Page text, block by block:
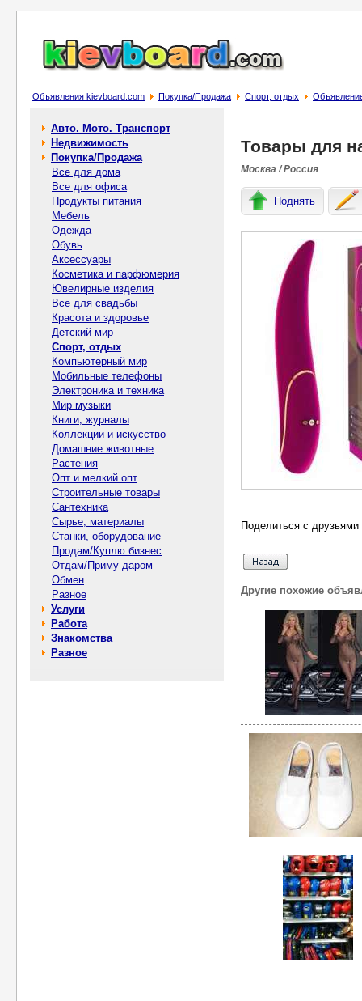
Объявления kievboard.com Покупка/Продажа Спорт, отдых
Авто. Мото. Транспорт
Недвижимость
Покупка/Продажа
Все для дома
Все для офиса
Продукты питания
Мебель
Одежда
Обувь
Аксессуары
Косметика и парфюмерия
Ювелирные изделия
Все для свадьбы
Красота и здоровье
Детский мир
Спорт, отдых
Компьютерный мир
Мобильные телефоны
Электроника и техника
Мир музыки
Книги, журналы
Коллекции и искусство
Домашние животные
Растения
Опт и мелкий опт
Строительные товары
Сантехника
Сырье, материалы
Станки, оборудование
Продам/Куплю бизнес
Отдам/Приму даром
Обмен
Разное
Услуги
Работа
Знакомства
Разное
Товары для
Москва / Россия
Поднять
Поделиться с
Другие похожие